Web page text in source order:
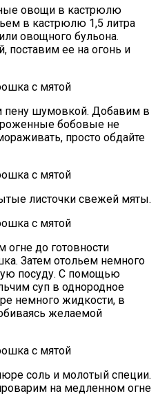
овощи в кастрюлю
в кастрюлю 1,5 литра
овощного бульона.
ее на огонь и
пену шумовкой. Добавим в
бобовые не
просто обдайте
листочки свежей мяты.
до готовности
Затем отольем немного
посуду. С помощью
суп в однородное
немного жидкости, в
желаемой
соль и молотый специи.
на медленном огне